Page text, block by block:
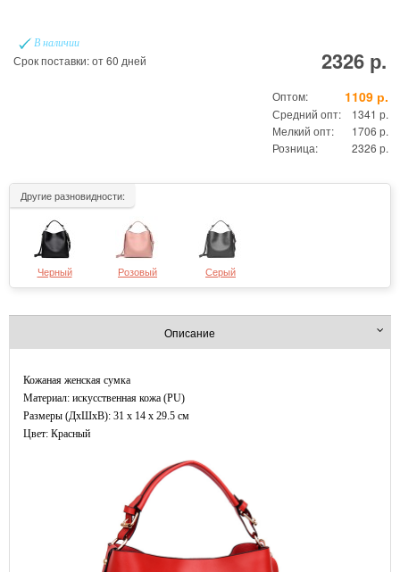
В наличии
Срок поставки: от 60 дней 2326 р.
Оптом: 1109 р.
Средний опт:
1341 р.
Мелкий опт:
1706 р.
Розница:
2326 р.
Другие разновидности:
Черный Розовый Серый
Описание
Кожаная женская сумка
Материал: искусственная кожа (PU)
Размеры (ДxШхВ): 31 x 14 x 29.5 см
Цвет: Красный